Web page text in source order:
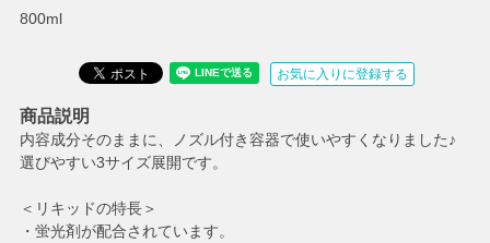
800ml
お気に入りに登録する
商品説明
内容成分そのままに、ノズル付き容器で使いやすくなりました♪
選びやすい3サイズ展開です。
＜リキッドの特長＞
・蛍光剤が配合されています。